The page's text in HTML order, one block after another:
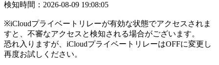
検知時間：2026-08-09 19:08:05
※iCloudプライベートリレーが有効な状態でアクセスされま
すと、不審なアクセスと検知される場合がございます。
恐れ入りますが、iCloudプライベートリレーはOFFに変更し
再度お試しください。